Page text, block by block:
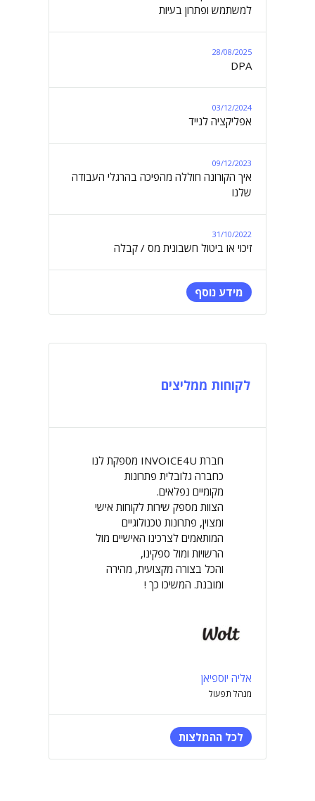
למשתמש ופתרון בעיות
28/08/2025
DPA
03/12/2024
אפליקציה לנייד
09/12/2023
איך הקורונה חוללה מהפיכה בהרגלי העבודה
שלנו
31/10/2022
זיכוי או ביטול חשבונית מס / קבלה
מידע נוסף
לקוחות ממליצים
חברת INVOICE4U מספקת לנו
כחברה גלובלית פתרונות
מקומיים נפלאים.
הצוות מספק שירות לקוחות אישי
ומצוין, פתרונות טכנולוגיים
המותאמים לצרכינו האישיים מול
הרשויות ומול ספקינו,
והכל בצורה מקצועית, מהירה
ומובנת. המשיכו כך !
אליה יוספיאן
מנהל תפעול
לכל ההמלצות